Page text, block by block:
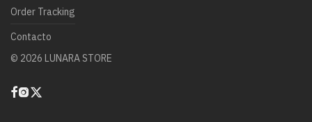
Order Tracking
Contacto
© 2026 LUNARA STORE